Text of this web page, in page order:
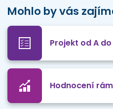
Mohlo by vás
Projekt od A do
Hodnocení